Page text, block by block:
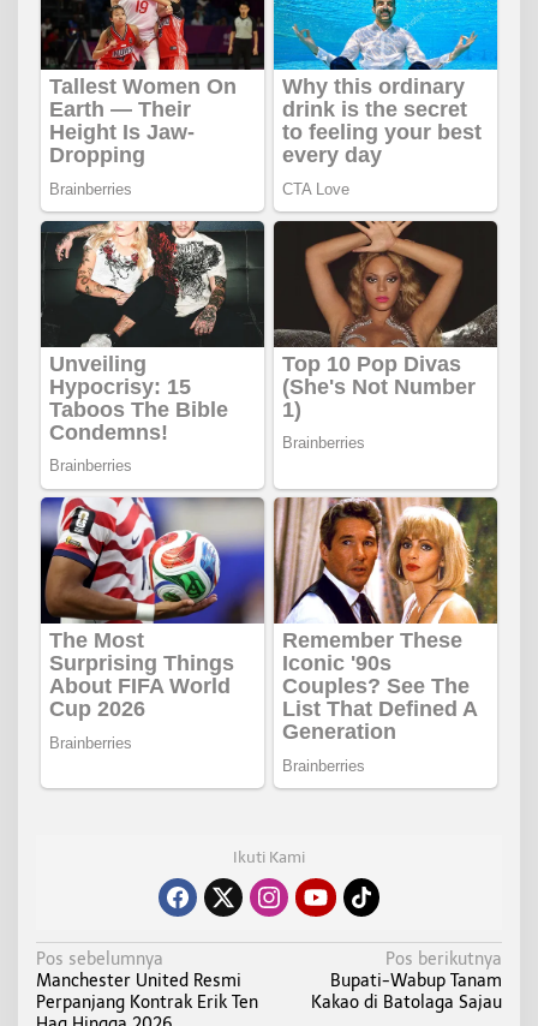
Ikuti Kami
N
a
Pos sebelumnya
Manchester United Resmi
Perpanjang Kontrak Erik Ten
Pos berikutnya
Bupati-Wabup Tanam
Kakao di Batolaga Sajau